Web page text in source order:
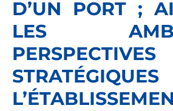
D’UN PORT ;
LES
PERSPECTIVES